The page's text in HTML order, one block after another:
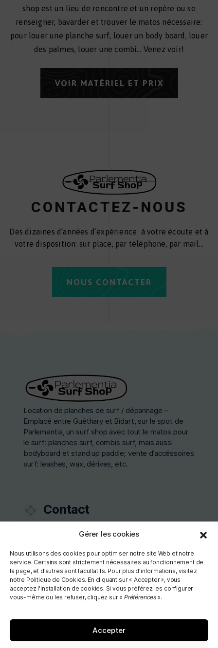
Gérer les cookies
Nous utilisons des cookies pour optimiser notre site Web et notre
service. Certains sont strictement nécessaires au fonctionnement de
la page, et d’autres sont facultatifs. Pour plus d’informations, visitez
notre Politique de Cookies. En cliquant sur « Accepter », vous
acceptez l'installation de cookies. Si vous préférez les configurer
vous-même ou les refuser, cliquez sur « Préférences ».
Accepter
shop est un lieu de rencontre et un repère ou se
renseigner, bavarder et trouver le matos nécessaire:
pour louer une planche surf, louer un body board, louer
des palmes, louer une combi… Venez voir!
VOIR MATÉRIEL ET PRIX
CONTACTEZ-NOUS
Des dizaines d´années d´expérience à votre écoute et à
votre disposition: sur place, par télèphone, par mail…
NOUS CONTACTER
Location de planches de surf / dépannage –
Emplacé entre Guéthary et Bidart, sur le spot de
Parlementia, un surf shop avec tout le matos pour
le surf: planches surf, combis surf, mais aussi
bodyboard et stand up paddle; vente d’accéssoires
surf: leashes, wax, dérives, etc.
Contact
64210 BIDART
En face du parking de la plage de Parlementia
Télèphones:
05 59 54 73 14 /
07 84 72 22
02